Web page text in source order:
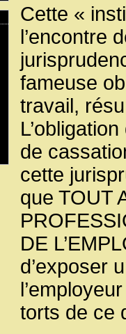
Cette «
l’encontre
fameuse
travail,
de
cette
que TOUT
DE
d’exposer
torts de ce